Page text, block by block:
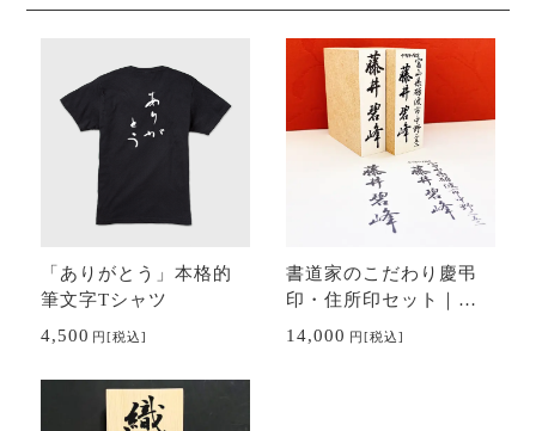
「ありがとう」本格的
筆文字Tシャツ
4,500 円[税込]
書道家のこだわり慶弔
印・住所印セット｜の
し用スタンプ・ゴム印
14,000 円[税込]